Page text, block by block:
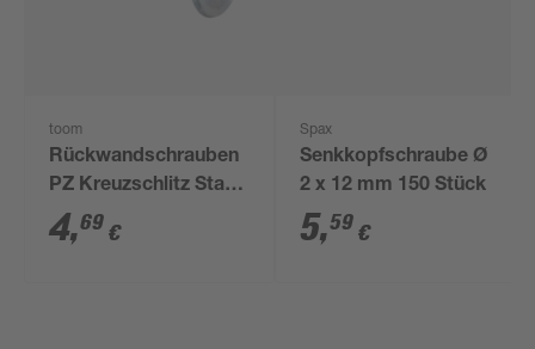
toom
Rückwandschrauben
PZ Kreuzschlitz Stahl
4,0 x 20 mm 30 Stück
4,69 €
Spax
Senkkopfschraube Ø
2 x 12 mm 150 Stück
5,59 €